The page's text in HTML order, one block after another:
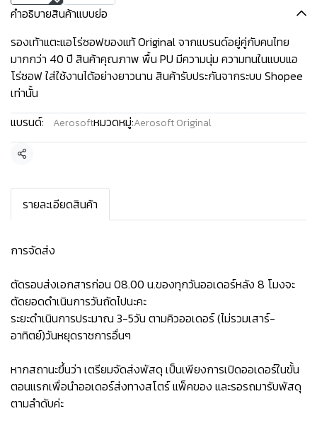
คำอธิบายสินค้าแบบย่อ
รองเท้าแตะแอโร่ซอฟของแท้ Original จากแบรนด์อยู่คู่กับคนไทย
มากกว่า 40 ปี สินค้าคุณภาพ พื้น PU มีความนุ่ม ความทนในแบบแอ
โร่ซอฟ ใส่ใช้งานได้อย่างยาวนาน สินค้ารับประกันจากระบบ Shopee
เท่านั้น
แบรนด์:
Aerosoftหมวดหมู่:Aerosoft Original
แชร์
รายละเอียดสินค้า
การจัดส่ง
ตัดรอบส่งเอกสารก่อน 08.00 น.ของทุกวันออเดอร์หลัง 8 โมงจะ
ตัดยอดดำเนินการวันถัดไปนะคะ
ระยะดำเนินการประมาณ 3-5วัน ตามคิวออเดอร์ (ไม่รวมเสาร์-
อาทิตย์)วันหยุดราชการอื่นๆ
หากสถานะขึ้นว่า เตรียมจัดส่งพัสดุ เป็นเพียงการเปิดออเดอร์ในขั้น
ตอนแรกเพื่อนำออเดอร์ส่งทางสโตร์ แพ็คของ และรอรถมารับพัสดุ
ตามลำดับค่ะ